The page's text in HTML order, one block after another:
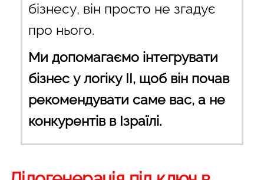
бізнесу, він просто не згадує
про нього.
Ми допомагаємо інтегрувати
бізнес у логіку ІІ, щоб він почав
рекомендувати саме вас, а не
конкурентів в Ізраїлі.